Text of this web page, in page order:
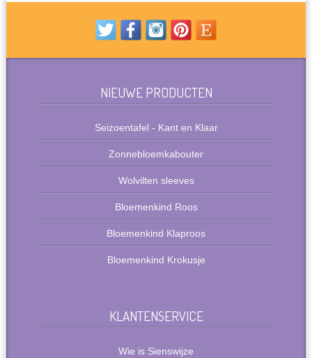
NIEUWE PRODUCTEN
Seizoentafel - Kant en Klaar
Zonnebloemkabouter
Wolvilten sleeves
Bloemenkind Roos
Bloemenkind Klaproos
Bloemenkind Krokusje
KLANTENSERVICE
Wie is Sienswijze